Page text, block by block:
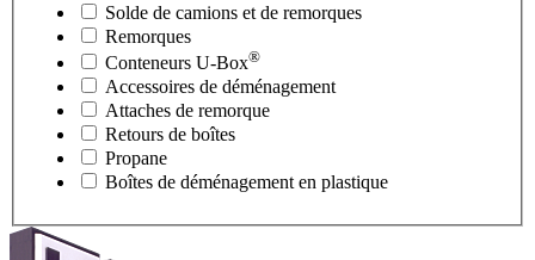
Solde de camions et de remorques
Remorques
Conteneurs U-Box®
Accessoires de déménagement
Attaches de remorque
Retours de boîtes
Propane
Boîtes de déménagement en plastique